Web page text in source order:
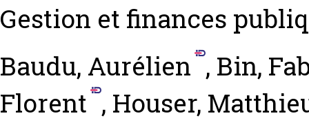
Gestion et finances
Baudu, Aurélien , Bin,
Florent , Houser,